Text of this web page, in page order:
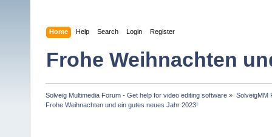
Home Help Search Login Register
Frohe Weihnachten
Solveig Multimedia Forum - Get help for video editing software » SolveigMM
Frohe Weihnachten und ein gutes neues Jahr 2023!